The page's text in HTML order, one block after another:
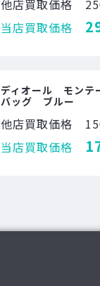
他店買取価格
当店買取価格
ディオール モンテ
バッグ ブルー
他店買取価格
当店買取価格